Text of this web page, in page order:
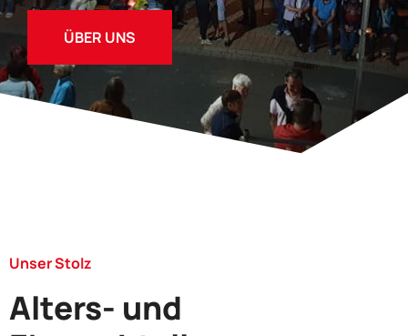
ÜBER UNS
Unser Stolz
Alters- und